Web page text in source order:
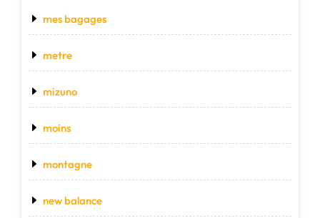
mes bagages
metre
mizuno
moins
montagne
new balance